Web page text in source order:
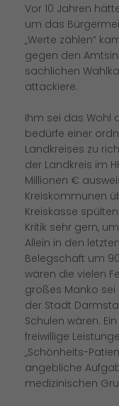
Vor 10 Jahren
um das
Werte zählen“
gegen den
sachlichen
attackiere.
Ihm sei das Wohl
bedürfe einer
Landkreises zu
der Landkreis im
Millionen €
Kreiskommunen
Kreiskasse
Kritik sehr gern,
Allein in den
Belegschaft um
wären die vielen
großes Manko
der Stadt
Schulen wären.
freiwillige
Schönheits-
angebliche
medizinischen